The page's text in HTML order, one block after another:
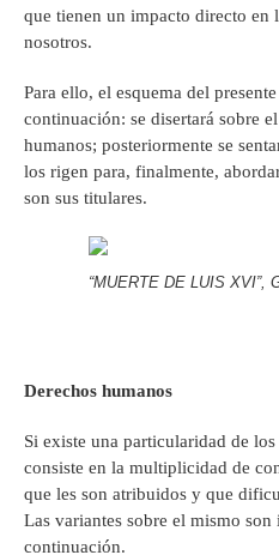
que tienen un impacto directo en
nosotros.
Para ello, el esquema del
continuación: se disertará sobre
humanos; posteriormente se
los rigen para, finalmente,
son sus titulares.
“MUERTE DE LUIS XVI”,
Derechos humanos
Si existe una particularidad de
consiste en la multiplicidad de
que les son atribuidos y que
Las variantes sobre el mismo
continuación.